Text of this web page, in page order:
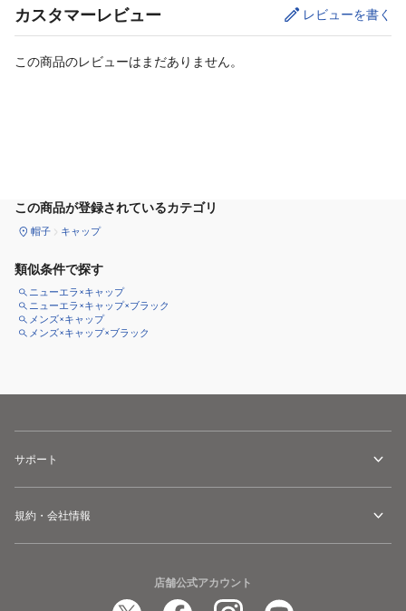
カスタマーレビュー レビューを書く
この商品のレビューはまだありません。
この商品が登録されているカテゴリ
帽子 キャップ
類似条件で探す
ニューエラ×キャップ
ニューエラ×キャップ×ブラック
メンズ×キャップ
メンズ×キャップ×ブラック
サポート
規約・会社情報
店舗公式アカウント